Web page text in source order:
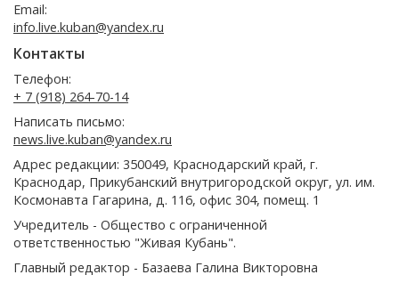
Email:
info.live.kuban@yandex.ru
Контакты
Телефон:
+ 7 (918) 264-70-14
Написать письмо:
news.live.kuban@yandex.ru
Адрес редакции: 350049, Краснодарский край, г.
Краснодар, Прикубанский внутригородской округ, ул. им.
Космонавта Гагарина, д. 116, офис 304, помещ. 1
Учредитель - Общество с ограниченной
ответственностью "Живая Кубань".
Главный редактор - Базаева Галина Викторовна